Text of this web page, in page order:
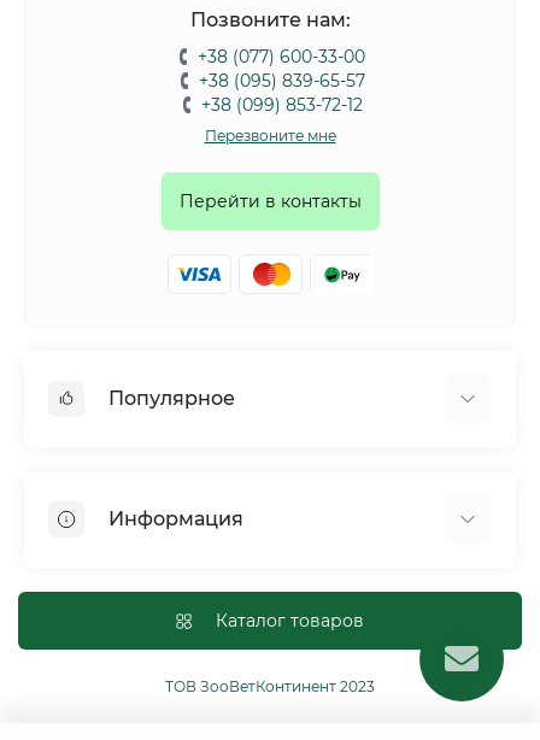
Позвоните нам:
+38 (077) 600-33-00
+38 (095) 839-65-57
+38 (099) 853-72-12
Перезвоните мне
Перейти в контакты
Популярное
Птицы
Рептилии
Сельскохозяйственные животные и птицы
Информация
Оплата и доставка
Политика конфиденциальности
Условия соглашения
Каталог товаров
ТОВ ЗооВетКонтинент 2023